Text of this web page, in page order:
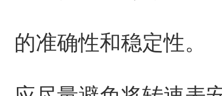
的准确性和稳定性。